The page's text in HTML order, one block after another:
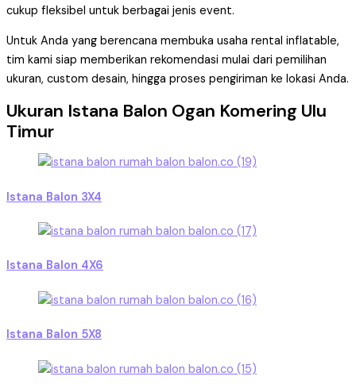
cukup fleksibel untuk berbagai jenis event.
Untuk Anda yang berencana membuka usaha rental inflatable,
tim kami siap memberikan rekomendasi mulai dari pemilihan
ukuran, custom desain, hingga proses pengiriman ke lokasi Anda.
Ukuran Istana Balon Ogan Komering Ulu
Timur
Istana Balon 3X4
Istana Balon 4X6
Istana Balon 5X8